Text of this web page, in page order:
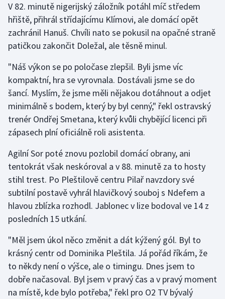
Rychlobruslení
Rychlostní kanoistika
Short track
Sportovní střelba
Stolní tenis
Triatlon
Veslování
Vodní slalom
Volejbal
Ostatní
V 82. minutě nigerijský záložník potáhl míč středem
hřiště, přihrál střídajícímu Klímovi, ale domácí opět
zachránil Hanuš. Chvíli nato se pokusil na opačné straně
patičkou zakončit Doležal, ale těsně minul.
"Náš výkon se po poločase zlepšil. Byli jsme víc
kompaktní, hra se vyrovnala. Dostávali jsme se do
šancí. Myslím, že jsme měli nějakou dotáhnout a odjet
minimálně s bodem, který by byl cenný," řekl ostravský
trenér Ondřej Smetana, který kvůli chybějící licenci při
zápasech plní oficiálně roli asistenta.
Agilní Sor poté znovu pozlobil domácí obrany, ani
tentokrát však neskóroval a v 88. minutě za to hosty
stihl trest. Po Pleštilově centru Pilař navzdory své
subtilní postavě vyhrál hlavičkový souboj s Ndefem a
hlavou zblízka rozhodl. Jablonec v lize bodoval ve 14 z
posledních 15 utkání.
"Měl jsem úkol něco změnit a dát kýžený gól. Byl to
krásný centr od Dominika Pleštila. Já pořád říkám, že
to někdy není o výšce, ale o timingu. Dnes jsem to
dobře načasoval. Byl jsem v pravý čas a v pravý moment
na místě, kde bylo potřeba," řekl pro O2 TV bývalý